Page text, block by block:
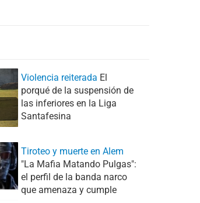
Violencia reiterada El
porqué de la suspensión de
las inferiores en la Liga
Santafesina
Tiroteo y muerte en Alem
"La Mafia Matando Pulgas":
el perfil de la banda narco
que amenaza y cumple